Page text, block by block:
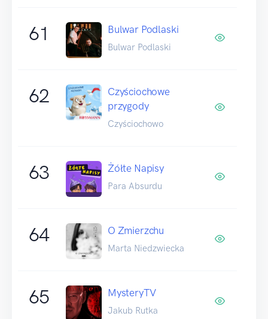
61 Bulwar Podlaski
Bulwar Podlaski
62
Czyściochowe
przygody
Czyściochowo
63 Żółte Napisy
Para Absurdu
64 O Zmierzchu
Marta Niedzwiecka
65 MysteryTV
Jakub Rutka